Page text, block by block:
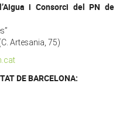
i Consorci del PN de
Artesania, 75)
DE BARCELONA: